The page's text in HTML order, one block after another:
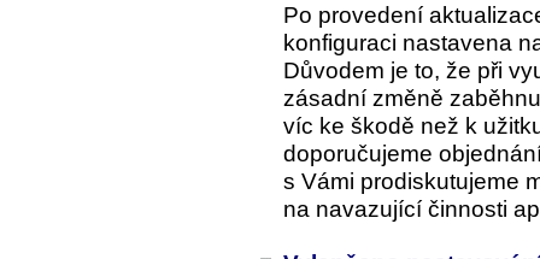
Po provedení
konfiguraci nastavena
Důvodem je to, že při
zásadní změně
víc ke škodě než k
doporučujeme
s Vámi prodiskutujeme
na navazující činnosti